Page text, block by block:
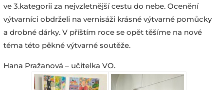
ve 3.kategorii za nejvzletnější cestu do nebe. Ocenění
výtvarníci obdrželi na vernisáži krásné výtvarné pomůcky
a drobné dárky. V příštím roce se opět těšíme na nové
téma této pěkné výtvarné soutěže.
Hana Pražanová – učitelka VO.